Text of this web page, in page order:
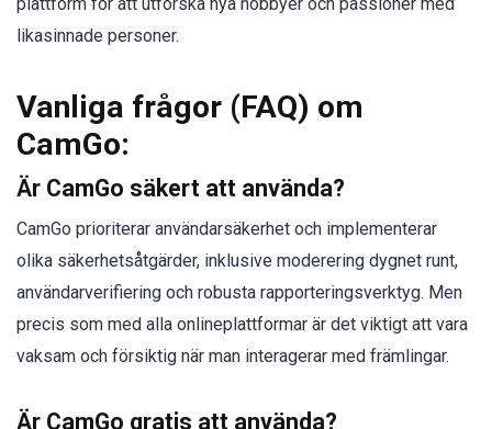
plattform för att utforska nya hobbyer och passioner med
likasinnade personer.
Vanliga frågor (FAQ) om
CamGo:
Är CamGo säkert att använda?
CamGo prioriterar användarsäkerhet och implementerar
olika säkerhetsåtgärder, inklusive moderering dygnet runt,
användarverifiering och robusta rapporteringsverktyg. Men
precis som med alla onlineplattformar är det viktigt att vara
vaksam och försiktig när man interagerar med främlingar.
Är CamGo gratis att använda?